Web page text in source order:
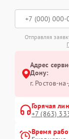
Отправляя
Адрес
Дону:
г. Ростов-
Горячая
+7 (863)
Время